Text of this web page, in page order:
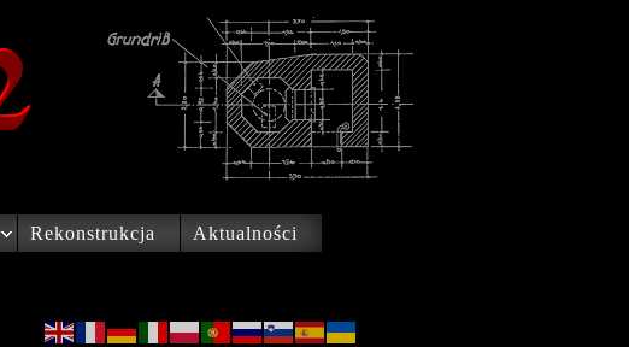
Rekonstrukcja Aktualności